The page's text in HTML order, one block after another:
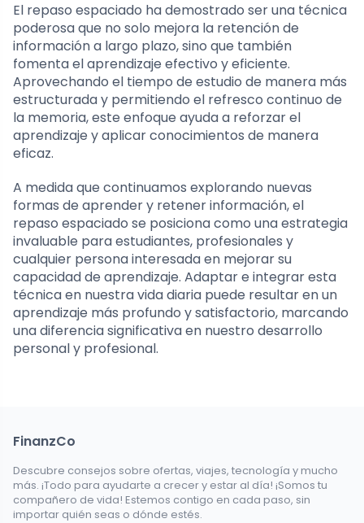
El repaso espaciado ha demostrado ser una técnica
poderosa que no solo mejora la retención de
información a largo plazo, sino que también
fomenta el aprendizaje efectivo y eficiente.
Aprovechando el tiempo de estudio de manera más
estructurada y permitiendo el refresco continuo de
la memoria, este enfoque ayuda a reforzar el
aprendizaje y aplicar conocimientos de manera
eficaz.
A medida que continuamos explorando nuevas
formas de aprender y retener información, el
repaso espaciado se posiciona como una estrategia
invaluable para estudiantes, profesionales y
cualquier persona interesada en mejorar su
capacidad de aprendizaje. Adaptar e integrar esta
técnica en nuestra vida diaria puede resultar en un
aprendizaje más profundo y satisfactorio, marcando
una diferencia significativa en nuestro desarrollo
personal y profesional.
FinanzCo
Descubre consejos sobre ofertas, viajes, tecnología y mucho
más. ¡Todo para ayudarte a crecer y estar al día! ¡Somos tu
compañero de vida! Estemos contigo en cada paso, sin
importar quién seas o dónde estés.